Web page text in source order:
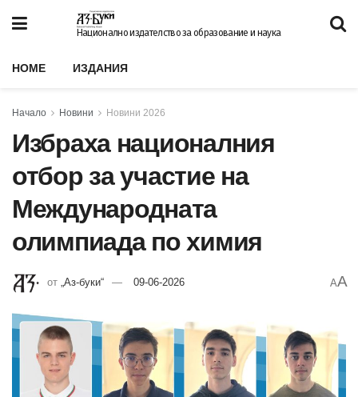
Национално издателство за образование и наука
HOME ИЗДАНИЯ
Начало Новини Новини 2026
Избраха националния
отбор за участие на
Международната
олимпиада по химия
от „Аз-буки“ 09-06-2026 AA